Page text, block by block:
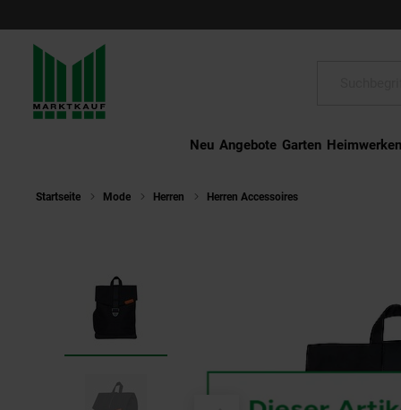
Neu Angebote Garten Heimwerken
Startseite Mode Herren Herren Accessoires